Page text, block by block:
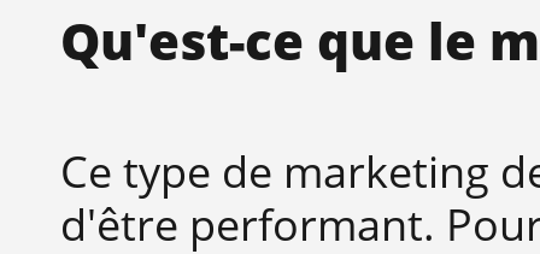
Qu'est-ce que le
Ce type de marketing
d'être performant.